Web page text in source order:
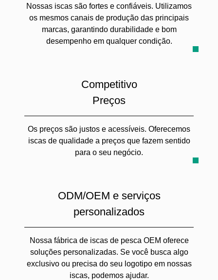
Nossas iscas são fortes e confiáveis. Utilizamos
os mesmos canais de produção das principais
marcas, garantindo durabilidade e bom
desempenho em qualquer condição.
Competitivo
Preços
Os preços são justos e acessíveis. Oferecemos
iscas de qualidade a preços que fazem sentido
para o seu negócio.
ODM/OEM e serviços
personalizados
Nossa fábrica de iscas de pesca OEM oferece
soluções personalizadas. Se você busca algo
exclusivo ou precisa do seu logotipo em nossas
iscas, podemos ajudar.